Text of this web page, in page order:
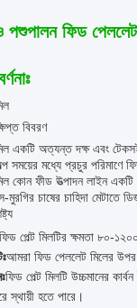
পশুপালন ফিড
বিবরণ
একটি অত্যন্ত দক্ষ এবং
সময়ের মধ্যে প্রচুর
কোন ফীড উত্পাদন লাইন
মুরগির চাষের চাহিদা মেটাতে
ফিড পেল্ট মিলটির ক্ষমতা ৮০-
আমরা ফিড পেললেট মিলের উপর
ফিড পেল্ট মিলটি উচ্চমানের
স্থায়ী হতে পারে।